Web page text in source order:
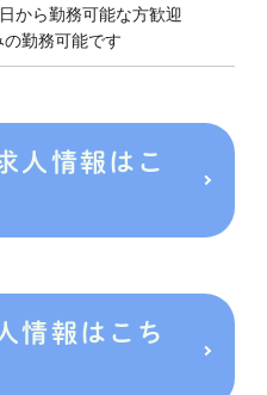
から勤務可能な方歓迎
勤務可能です
人情報はこ
情報はこち